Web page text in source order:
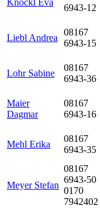
Knöckl Eva
6943-12
Liebl Andrea
08167
6943-15
Lohr Sabine
08167
6943-36
Maier
Dagmar
08167
6943-16
Mehl Erika
08167
6943-35
Meyer Stefan
08167
6943-50
0170
7942402